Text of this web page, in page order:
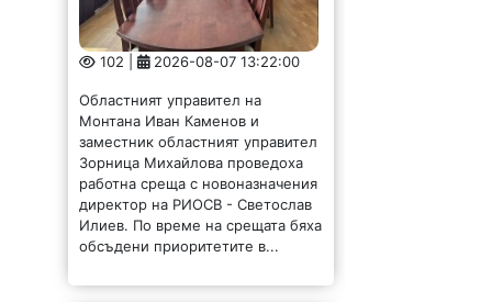
102 | 2026-08-07 13:22:00
Областният управител на
Монтана Иван Каменов и
заместник областният управител
Зорница Михайлова проведоха
работна среща с новоназначения
директор на РИОСВ - Светослав
Илиев. По време на срещата бяха
обсъдени приоритетите в...